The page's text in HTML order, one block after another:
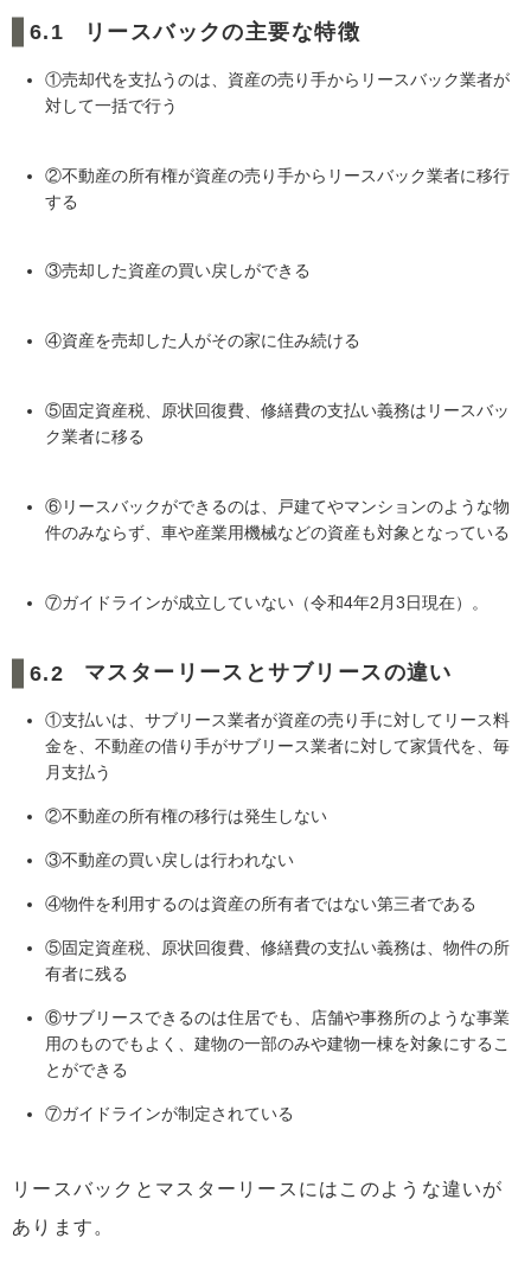
リースバックの主要な特徴
①売却代を支払うのは、資産の売り手からリースバック業者が
対して一括で行う
②不動産の所有権が資産の売り手からリースバック業者に移行
する
③売却した資産の買い戻しができる
④資産を売却した人がその家に住み続ける
⑤固定資産税、原状回復費、修繕費の支払い義務はリースバッ
ク業者に移る
⑥リースバックができるのは、戸建てやマンションのような物
件のみならず、車や産業用機械などの資産も対象となっている
⑦ガイドラインが成立していない（令和4年2月3日現在）。
マスターリースとサブリースの違い
①支払いは、サブリース業者が資産の売り手に対してリース料
金を、不動産の借り手がサブリース業者に対して家賃代を、毎
月支払う
②不動産の所有権の移行は発生しない
③不動産の買い戻しは行われない
④物件を利用するのは資産の所有者ではない第三者である
⑤固定資産税、原状回復費、修繕費の支払い義務は、物件の所
有者に残る
⑥サブリースできるのは住居でも、店舗や事務所のような事業
用のものでもよく、建物の一部のみや建物一棟を対象にするこ
とができる
⑦ガイドラインが制定されている
リースバックとマスターリースにはこのような違いが
あります。